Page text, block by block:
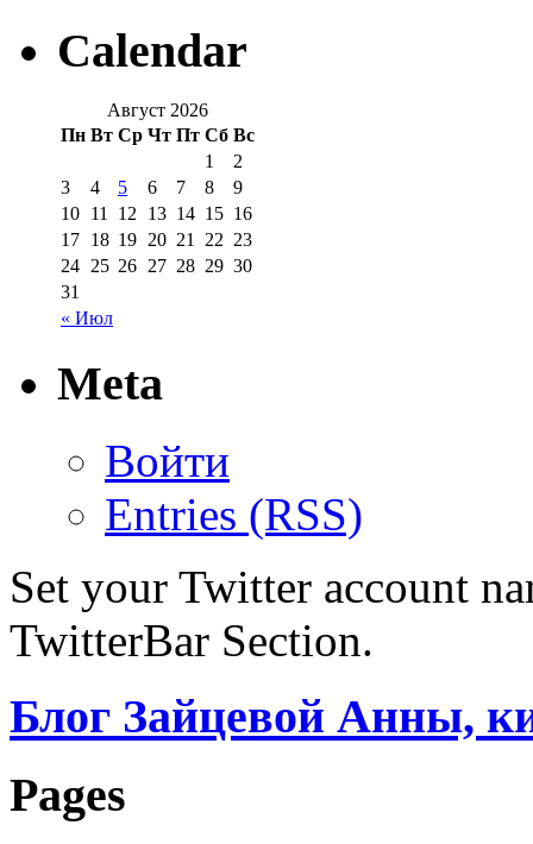
Calendar
Август 2026
Пн Вт Ср Чт Пт Сб Вс
« Июл
1
2
3
4 5 6 7 8
9
10 11 12 13 14 15 16
17 18 19 20 21 22 23
24 25 26 27 28 29 30
31
Meta
Войти
Entries (RSS)
Set your Twitter account
TwitterBar Section.
Блог Зайцевой Анны,
Pages